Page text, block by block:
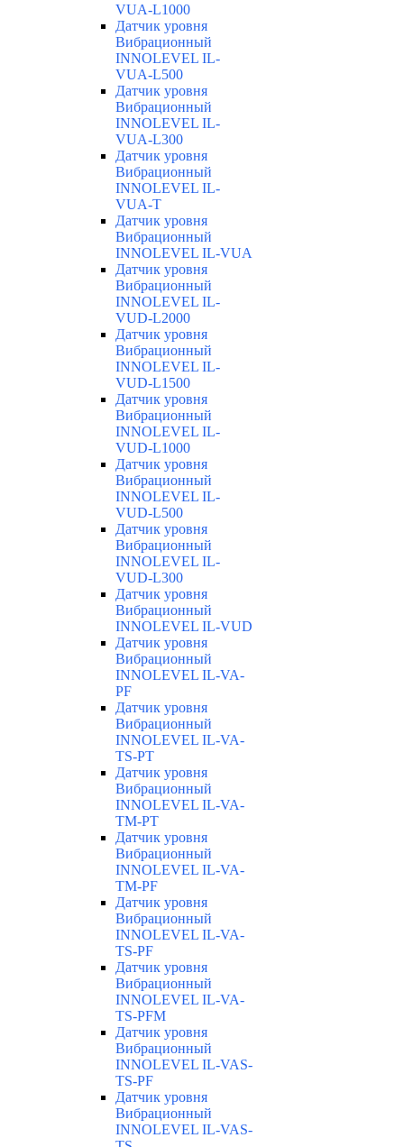
VUA-L1000
Датчик уровня
Вибрационный
INNOLEVEL IL-
VUA-L500
Датчик уровня
Вибрационный
INNOLEVEL IL-
VUA-L300
Датчик уровня
Вибрационный
INNOLEVEL IL-
VUA-T
Датчик уровня
Вибрационный
INNOLEVEL IL-VUA
Датчик уровня
Вибрационный
INNOLEVEL IL-
VUD-L2000
Датчик уровня
Вибрационный
INNOLEVEL IL-
VUD-L1500
Датчик уровня
Вибрационный
INNOLEVEL IL-
VUD-L1000
Датчик уровня
Вибрационный
INNOLEVEL IL-
VUD-L500
Датчик уровня
Вибрационный
INNOLEVEL IL-
VUD-L300
Датчик уровня
Вибрационный
INNOLEVEL IL-VUD
Датчик уровня
Вибрационный
INNOLEVEL IL-VA-
PF
Датчик уровня
Вибрационный
INNOLEVEL IL-VA-
TS-PT
Датчик уровня
Вибрационный
INNOLEVEL IL-VA-
TM-PT
Датчик уровня
Вибрационный
INNOLEVEL IL-VA-
TM-PF
Датчик уровня
Вибрационный
INNOLEVEL IL-VA-
TS-PF
Датчик уровня
Вибрационный
INNOLEVEL IL-VA-
TS-PFM
Датчик уровня
Вибрационный
INNOLEVEL IL-VAS-
TS-PF
Датчик уровня
Вибрационный
INNOLEVEL IL-VAS-